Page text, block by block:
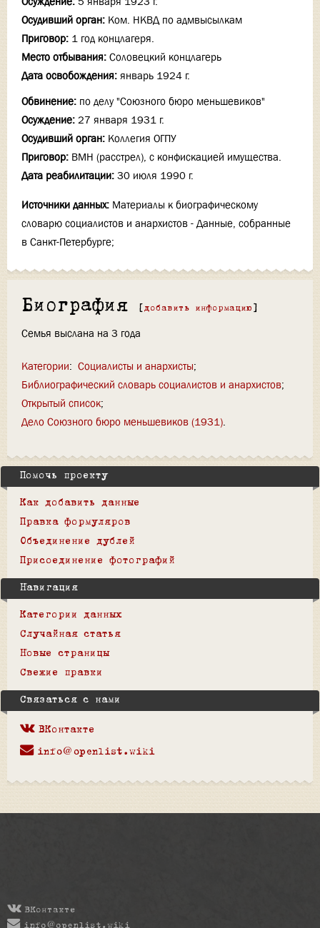
Осудивший орган: Ком. НКВД по адмвысылкам
Приговор: 1 год концлагеря.
Место отбывания: Соловецкий концлагерь
Дата освобождения: январь 1924 г.
Обвинение: по делу "Союзного бюро меньшевиков"
Осуждение: 27 января 1931 г.
Осудивший орган: Коллегия ОГПУ
Приговор: ВМН (расстрел), с конфискацией имущества.
Дата реабилитации: 30 июля 1990 г.
Источники данных: Материалы к биографическому
словарю социалистов и анархистов - Данные, собранные
в Санкт-Петербурге;
Биография [ добавить информацию ]
Семья выслана на 3 года
Категории: Социалисты и анархисты
Библиографический словарь социалистов и анархистов
Открытый список
Дело Союзного бюро меньшевиков (1931)
Помочь проекту
Как добавить данные
Правка формуляров
Объединение дублей
Присоединение фотографий
Навигация
Категории данных
Случайная статья
Новые страницы
Свежие правки
Связаться с нами
ВКонтакте
info@openlist.wiki
ВКонтакте
info@openlist.wiki